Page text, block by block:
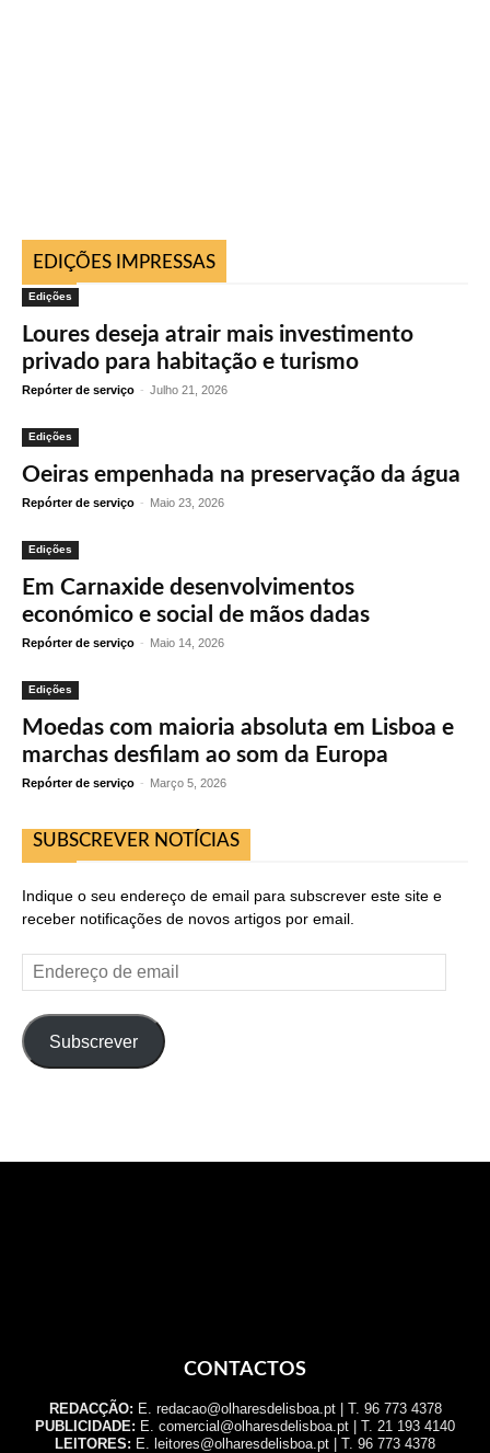
EDIÇÕES IMPRESSAS
Edições
Loures deseja atrair mais investimento
privado para habitação e turismo
Repórter de serviço - Julho 21, 2026
Edições
Oeiras empenhada na preservação da água
Repórter de serviço - Maio 23, 2026
Edições
Em Carnaxide desenvolvimentos
económico e social de mãos dadas
Repórter de serviço - Maio 14, 2026
Edições
Moedas com maioria absoluta em Lisboa e
marchas desfilam ao som da Europa
Repórter de serviço - Março 5, 2026
SUBSCREVER NOTÍCIAS
Indique o seu endereço de email para subscrever este site e
receber notificações de novos artigos por email.
Endereço
de
Subscrever
CONTACTOS
REDACÇÃO: E. redacao@olharesdelisboa.pt | T. 96 773 4378
PUBLICIDADE: E. comercial@olharesdelisboa.pt | T. 21 193 4140
LEITORES: E. leitores@olharesdelisboa.pt | T. 96 773 4378